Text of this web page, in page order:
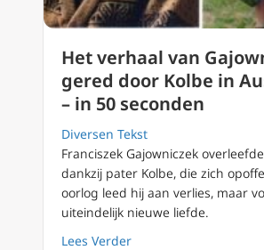
Het verhaal van
gered door Kolbe in
– in 50 seconden
Diversen Tekst
Franciszek Gajowniczek
dankzij pater Kolbe, die zich
oorlog leed hij aan verlies, maar
uiteindelijk nieuwe liefde.
Lees Verderabout Het verhaal